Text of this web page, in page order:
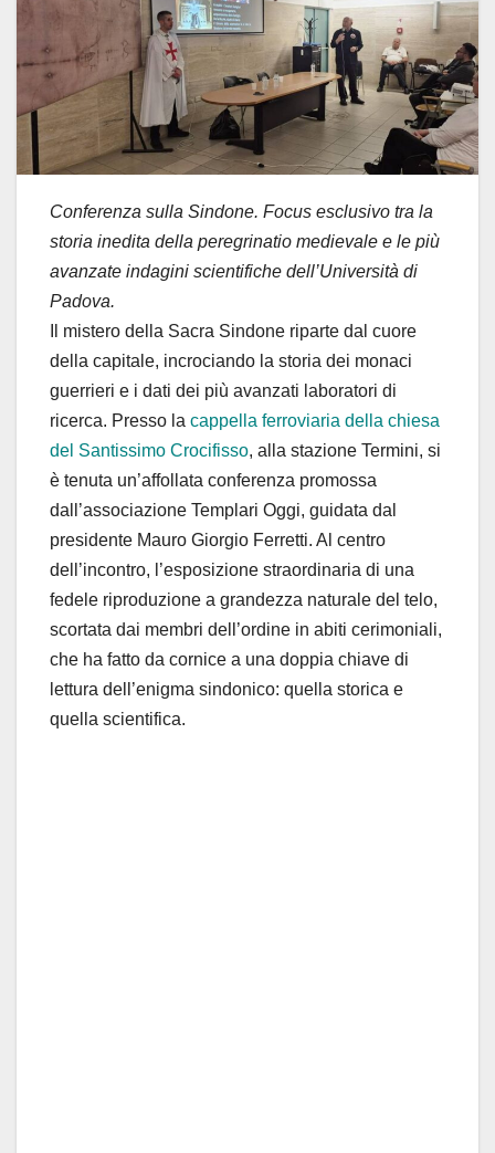
Conferenza sulla Sindone. Focus esclusivo tra la
storia inedita della peregrinatio medievale e le più
avanzate indagini scientifiche dell’Università di
Padova.
Il mistero della Sacra Sindone riparte dal cuore
della capitale, incrociando la storia dei monaci
guerrieri e i dati dei più avanzati laboratori di
ricerca. Presso la cappella ferroviaria della chiesa
del Santissimo Crocifisso, alla stazione Termini, si
è tenuta un’affollata conferenza promossa
dall’associazione Templari Oggi, guidata dal
presidente Mauro Giorgio Ferretti. Al centro
dell’incontro, l’esposizione straordinaria di una
fedele riproduzione a grandezza naturale del telo,
scortata dai membri dell’ordine in abiti cerimoniali,
che ha fatto da cornice a una doppia chiave di
lettura dell’enigma sindonico: quella storica e
quella scientifica.